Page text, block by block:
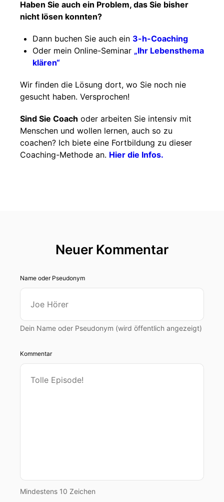
Haben Sie auch ein Problem, das Sie bisher
nicht lösen konnten?
Dann buchen Sie auch ein 3-h-Coaching
Oder mein Online-Seminar „Ihr Lebensthema
klären“
Wir finden die Lösung dort, wo Sie noch nie
gesucht haben. Versprochen!
Sind Sie Coach oder arbeiten Sie intensiv mit
Menschen und wollen lernen, auch so zu
coachen? Ich biete eine Fortbildung zu dieser
Coaching-Methode an. Hier die Infos.
Neuer Kommentar
Name oder Pseudonym
Dein Name oder Pseudonym (wird öffentlich angezeigt)
Kommentar
Mindestens 10 Zeichen